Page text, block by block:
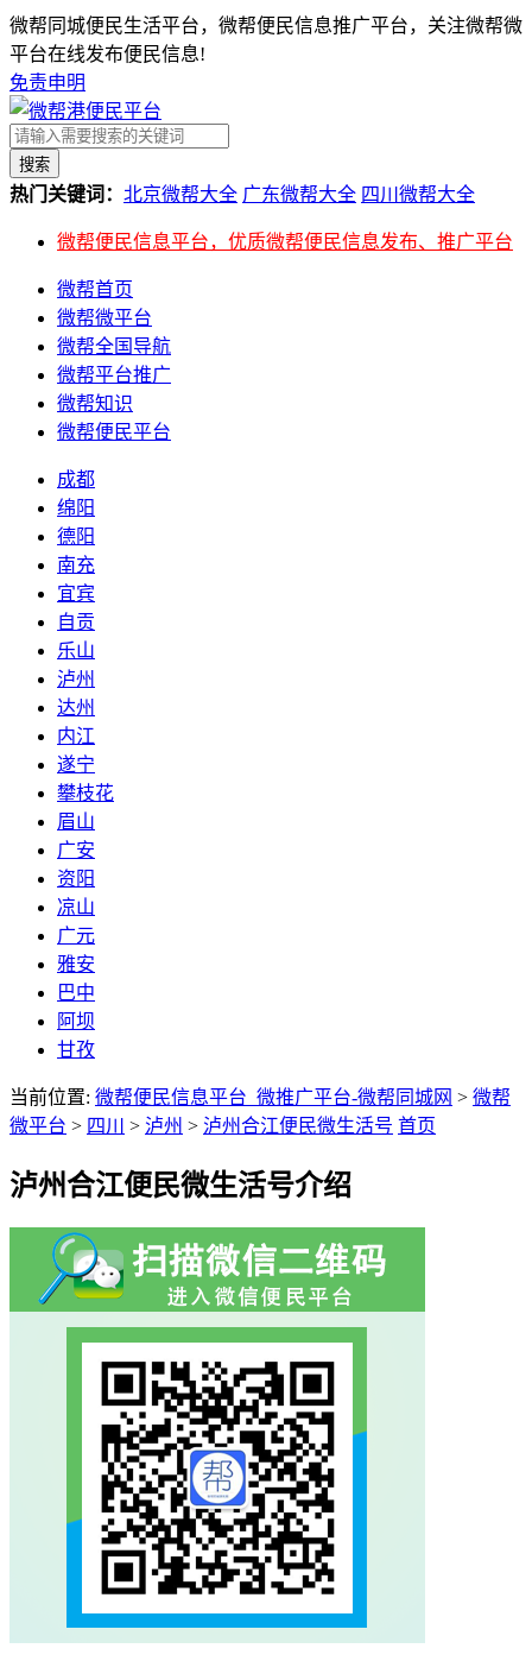
微帮同城便民生活平台，微帮便民信息推广平台，关注微帮微
平台在线发布便民信息!
免责申明
搜索
热门关键词： 北京微帮大全 广东微帮大全 四川微帮大全
微帮便民信息平台，优质微帮便民信息发布、推广平台
微帮首页
微帮微平台
微帮全国导航
微帮平台推广
微帮知识
微帮便民平台
成都
绵阳
德阳
南充
宜宾
自贡
乐山
泸州
达州
内江
遂宁
攀枝花
眉山
广安
资阳
凉山
广元
雅安
巴中
阿坝
甘孜
当前位置: 微帮便民信息平台_微推广平台-微帮同城网 > 微帮
微平台 > 四川 > 泸州 > 泸州合江便民微生活号 首页
泸州合江便民微生活号介绍